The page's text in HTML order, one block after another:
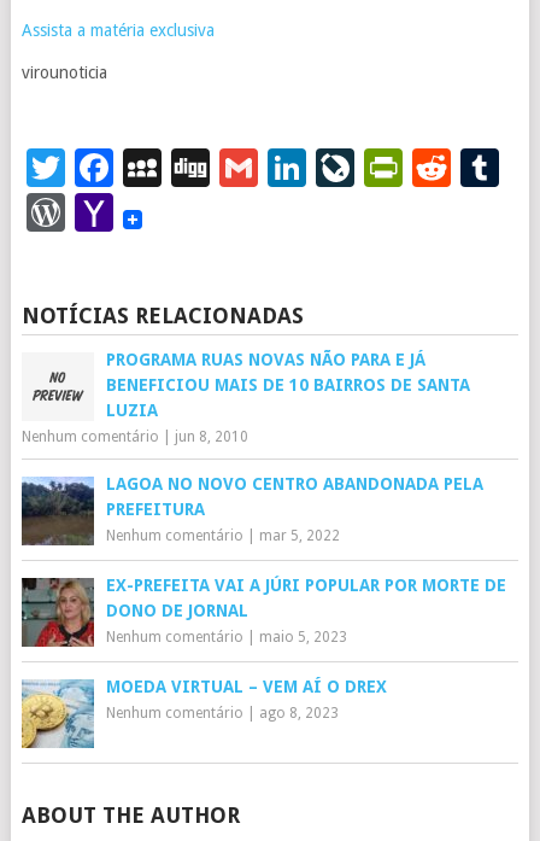
Assista a matéria exclusiva
virounoticia
Twitter
Facebook
MySpace
DiggGmailLinkedIn
WordPress
Yahoo
NOTÍCIAS RELACIONADAS
PROGRAMA RUAS NOVAS NÃO PARA E JÁ
BENEFICIOU MAIS DE 10 BAIRROS DE SANTA
LUZIA
Nenhum comentário jun 8, 2010
LAGOA NO NOVO CENTRO ABANDONADA PELA
PREFEITURA
Nenhum comentário mar 5, 2022
EX-PREFEITA VAI A JÚRI POPULAR POR MORTE DE
DONO DE JORNAL
Nenhum comentário maio 5, 2023
MOEDA VIRTUAL – VEM AÍ O DREX
Nenhum comentário ago 8, 2023
ABOUT THE AUTHOR